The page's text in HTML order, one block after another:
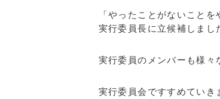
「やったことがないこと
実行委員長に立候補しまし
実行委員のメンバーも様々
実行委員会ですすめていき